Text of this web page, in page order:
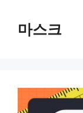
마스크